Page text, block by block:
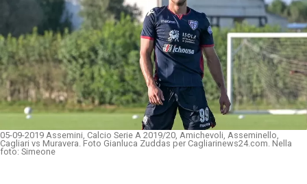
05-09-2019 Assemini, Calcio Serie A 2019/20, Amichevoli, Asseminello,
Cagliari vs Muravera. Foto Gianluca Zuddas per Cagliarinews24.com. Nella
foto: Simeone